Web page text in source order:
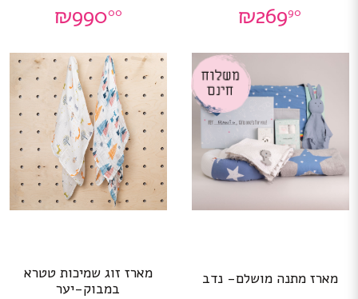
₪26990
₪99000
מארז מתנה מושלם- נדב
מארז זוג שמיכות טטרא
במבוק-יער